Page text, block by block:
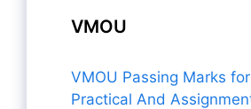
VMOU
VMOU Passing Marks
Practical And